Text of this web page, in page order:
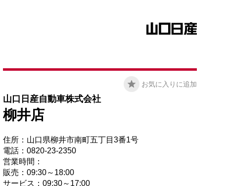
お気に入りに追加
山口日産自動車株式会社
柳井店
住所：山口県柳井市南町五丁目3番1号
電話：0820-23-2350
営業時間：
販売：09:30～18:00
サービス：09:30～17:00